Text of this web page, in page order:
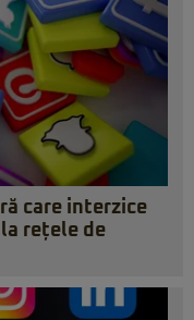
care interzice
rețele de